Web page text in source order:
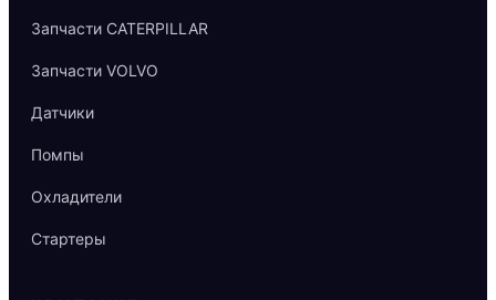
Запчасти CATERPILLAR
Запчасти VOLVO
Датчики
Помпы
Охладители
Стартеры